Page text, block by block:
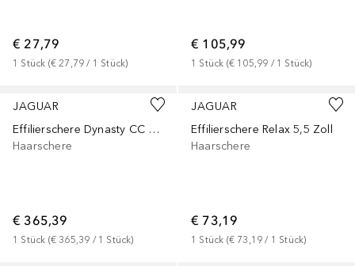
€ 27,79
1 Stück (€ 27,79 / 1 Stück)
€ 105,99
1 Stück (€ 105,99 / 1 Stück)
JAGUAR
Effilierschere Dynasty CC 6 Zoll 42 Zähne
Haarschere
€ 365,39
1 Stück (€ 365,39 / 1 Stück)
JAGUAR
Effilierschere Relax 5,5 Zoll
Haarschere
€ 73,19
1 Stück (€ 73,19 / 1 Stück)